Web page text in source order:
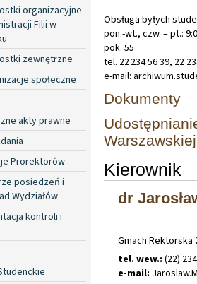
organizacyjne
Filii w
zewnętrzne
społeczne
akty prawne
Prorektorów
posiedzeń i
Wydziałów
kontroli i
Obsługa byłych
pon.-wt., czw. – pt.:
pok. 55
tel. 22 234 56 39, 22
e-mail:
Dokumenty
Warszawskiej
Kierownik
dr
Gmach Rektorska
tel. wew.: (22)
e-mail: Jaroslaw.